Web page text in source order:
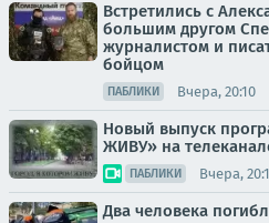
Встретились с
большим другом
журналистом и
бойцом
ПАБЛИКИ Вчера, 20:10
Новый выпуск
ЖИВУ» на
ПАБЛИКИ Вчера,
Два человека